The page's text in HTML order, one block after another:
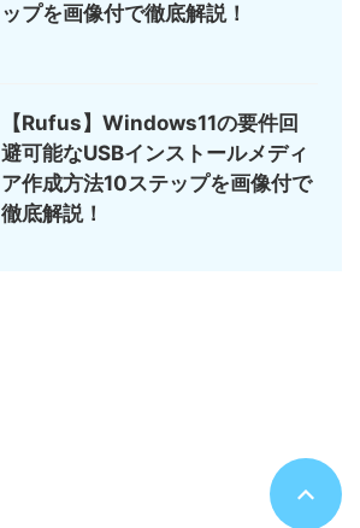
ップを画像付で徹底解説！
【Rufus】Windows11の要件回
避可能なUSBインストールメディ
ア作成方法10ステップを画像付で
徹底解説！